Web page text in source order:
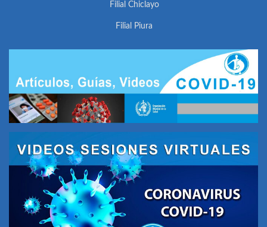
Filial Chiclayo
Filial Piura